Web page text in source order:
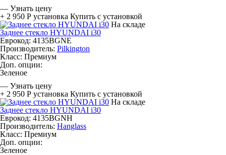
— Узнать цену
+ 2 950 Р установка Купить с установкой
На складе
Заднее стекло HYUNDAI i30
Еврокод: 4135BGNE
Производитель: Pilkington
Класс: Премиум
Доп. опции:
Зеленое
— Узнать цену
+ 2 950 Р установка Купить с установкой
На складе
Заднее стекло HYUNDAI i30
Еврокод: 4135BGNH
Производитель: Hanglass
Класс: Премиум
Доп. опции:
Зеленое